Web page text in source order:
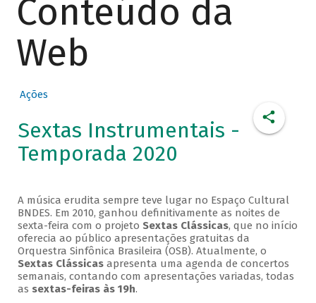
Conteúdo da
Web
Ações
Sextas Instrumentais -
Temporada 2020
A música erudita sempre teve lugar no Espaço Cultural
BNDES. Em 2010, ganhou definitivamente as noites de
sexta-feira com o projeto Sextas Clássicas, que no início
oferecia ao público apresentações gratuitas da
Orquestra Sinfônica Brasileira (OSB). Atualmente, o
Sextas Clássicasapresenta uma agenda de concertos
semanais, contando com apresentações variadas, todas
as sextas-feiras às 19h.